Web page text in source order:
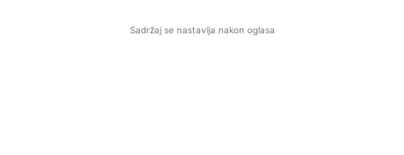
Sadržaj se nastavlja nakon oglasa